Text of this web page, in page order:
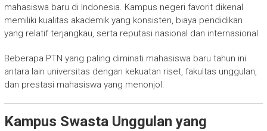
mahasiswa baru di Indonesia. Kampus negeri favorit dikenal
memiliki kualitas akademik yang konsisten, biaya pendidikan
yang relatif terjangkau, serta reputasi nasional dan internasional.
Beberapa PTN yang paling diminati mahasiswa baru tahun ini
antara lain universitas dengan kekuatan riset, fakultas unggulan,
dan prestasi mahasiswa yang menonjol.
Kampus Swasta Unggulan yang